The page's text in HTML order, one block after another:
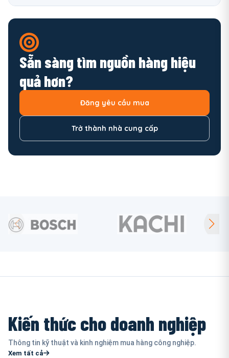
Sẵn sàng tìm nguồn hàng hiệu
quả hơn?
Đăng yêu cầu mua
Trở thành nhà cung cấp
Kiến thức cho doanh nghiệp
Thông tin kỹ thuật và kinh nghiệm mua hàng công nghiệp.
Xem tất cả